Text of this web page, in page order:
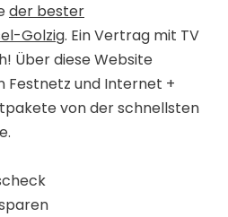
der bester
Golzig. Ein Vertrag mit TV
Über diese Website
Festnetz und Internet +
von der schnellsten